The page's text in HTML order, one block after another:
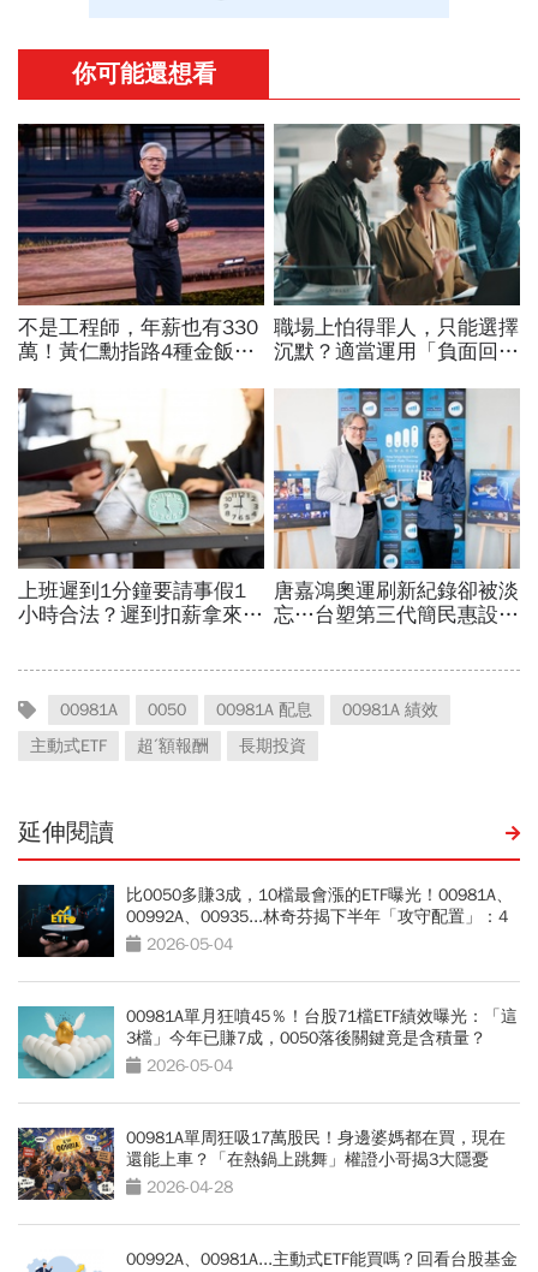
00981A 0050 00981A 配息
00981A 績效
主動式ETF
超ˊ額報酬 長期投資
延伸閱讀
比0050多賺3成，10檔最會漲的ETF曝光！00981A、
00992A、00935...林奇芬揭下半年「攻守配置」：4
個底線別踩
2026-05-04
00981A單月狂噴45％！台股71檔ETF績效曝光：「這
3檔」今年已賺7成，0050落後關鍵竟是含積量？
2026-05-04
00981A單周狂吸17萬股民！身邊婆媽都在買，現在
還能上車？「在熱鍋上跳舞」權證小哥揭3大隱憂
2026-04-28
00992A、00981A...主動式ETF能買嗎？回看台股基金